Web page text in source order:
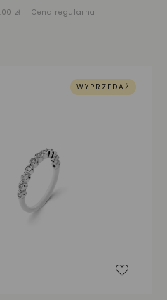
zł Cena regularna
WYPRZEDAŻ
Dodaj